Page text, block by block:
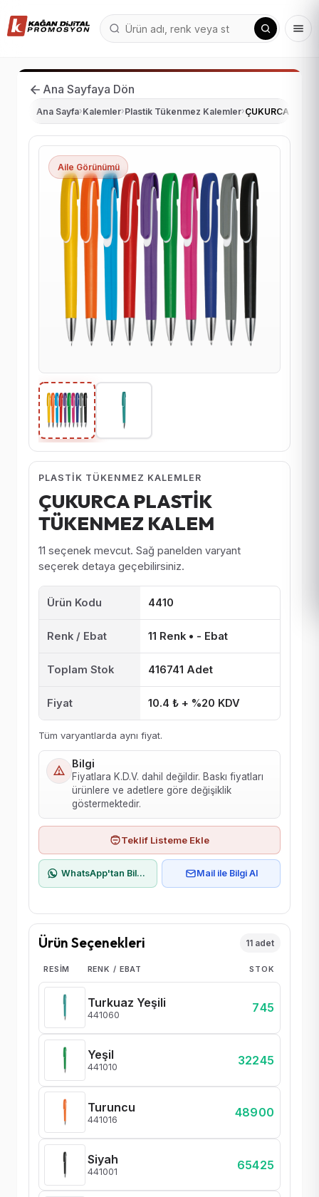
Ana Sayfaya Dön
Ana Sayfa›Kalemler›Plastik Tükenmez Kalemler›ÇUKURCA
Aile Görünümü
PLASTIK TÜKENMEZ KALEMLER
ÇUKURCA PLASTİK
TÜKENMEZ KALEM
11 seçenek mevcut. Sağ panelden varyant
seçerek detaya geçebilirsiniz.
Ürün Kodu 4410
Renk / Ebat 11 Renk • - Ebat
Toplam Stok 416741 Adet
Fiyat 10.4 ₺ + %20 KDV
Tüm varyantlarda aynı fiyat.
Bilgi
Fiyatlara K.D.V. dahil değildir. Baskı fiyatları
ürünlere ve adetlere göre değişiklik
göstermektedir.
Teklif Listeme Ekle
WhatsApp'tan Bilgi Al Mail ile Bilgi Al
Ürün Seçenekleri 11 adet
RESIM RENK / EBAT STOK
Turkuaz Yeşili
441060 745
Yeşil
441010 32245
Turuncu
441016 48900
Siyah
441001 65425